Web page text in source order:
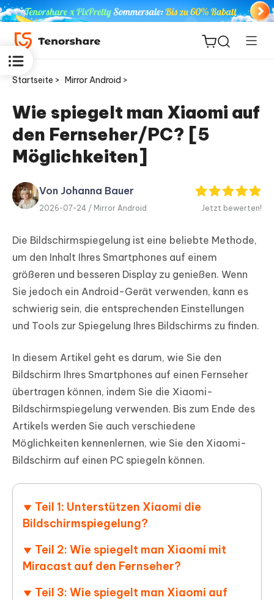
ReiBoot
for iOS
PDNob
PDF
Editor
Neu
iAnyGo
Startseite > Mirror Android >
Wie spiegelt man Xiaomi auf
den Fernseher/PC? [5
Möglichkeiten]
Von Johanna Bauer
2026-07-24 / Mirror Android Jetzt bewerten!
Die Bildschirmspiegelung ist eine beliebte Methode,
um den Inhalt Ihres Smartphones auf einem
größeren und besseren Display zu genießen. Wenn
Sie jedoch ein Android-Gerät verwenden, kann es
schwierig sein, die entsprechenden Einstellungen
und Tools zur Spiegelung Ihres Bildschirms zu finden.
In diesem Artikel geht es darum, wie Sie den
Bildschirm Ihres Smartphones auf einen Fernseher
übertragen können, indem Sie die Xiaomi-
Bildschirmspiegelung verwenden. Bis zum Ende des
Artikels werden Sie auch verschiedene
Möglichkeiten kennenlernen, wie Sie den Xiaomi-
Bildschirm auf einen PC spiegeln können.
Teil 1: Unterstützen Xiaomi die
Bildschirmspiegelung?
Teil 2: Wie spiegelt man Xiaomi mit
Miracast auf den Fernseher?
Teil 3: Wie spiegelt man Xiaomi auf